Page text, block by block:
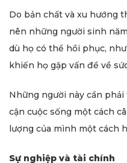
Do bản chất và xu hướng
nên những người sinh
dù họ có thể hồi phục,
khiến họ gặp vấn đề về
Những người này cần
cận cuộc sống một cách
lượng của mình một cách
Sự nghiệp và tài chính